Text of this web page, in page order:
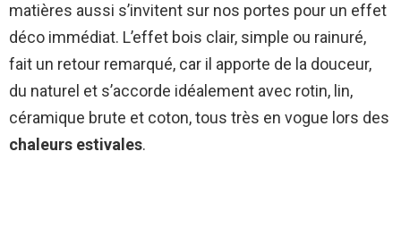
matières aussi s’invitent sur nos portes pour un effet
déco immédiat. L’effet bois clair, simple ou rainuré,
fait un retour remarqué, car il apporte de la douceur,
du naturel et s’accorde idéalement avec rotin, lin,
céramique brute et coton, tous très en vogue lors des
chaleurs estivales.